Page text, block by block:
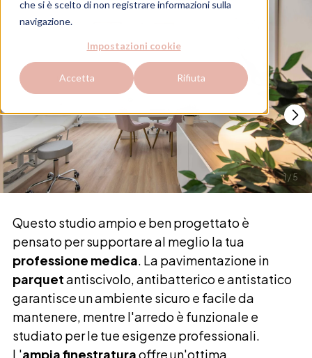
che si è scelto di non registrare informazioni sulla
navigazione.
Impostazioni cookie
Accetta Rifiuta
1 / 5
Questo studio ampio e ben progettato è
pensato per supportare al meglio la tua
professione medica. La pavimentazione in
parquetantiscivolo, antibatterico e antistatico
garantisce un ambiente sicuro e facile da
mantenere, mentre l'arredo è funzionale e
studiato per le tue esigenze professionali.
L'ampia finestraturaoffre un'ottima